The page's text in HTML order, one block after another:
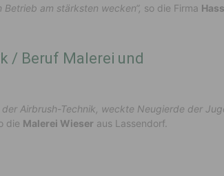
am stärksten wecken“, so die Firma
/ Beruf Malerei und
der Airbrush-Technik, weckte Neugierde der
die Malerei Wieser aus Lassendorf.